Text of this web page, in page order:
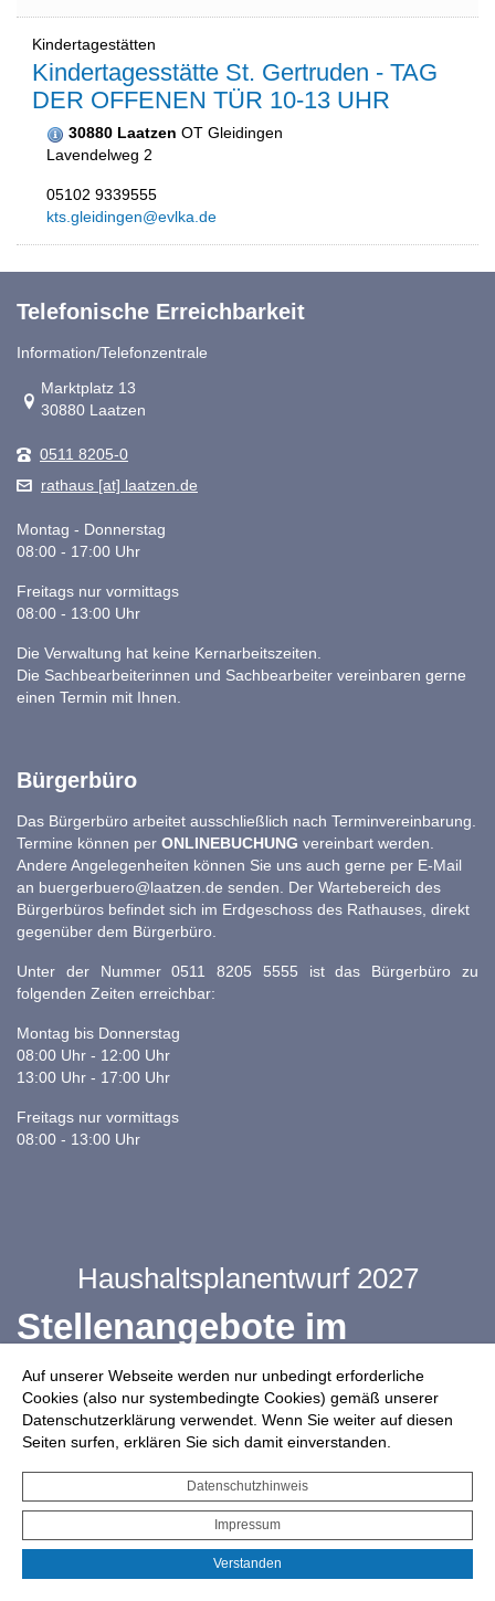
Auf unserer Webseite werden nur unbedingt erforderliche
Cookies (also nur systembedingte Cookies) gemäß unserer
Datenschutzerklärung verwendet. Wenn Sie weiter auf diesen
Seiten surfen, erklären Sie sich damit einverstanden.
Datenschutzhinweis
Impressum
Verstanden
Kindertagestätten
Kindertagesstätte St. Gertruden - TAG
DER OFFENEN TÜR 10-13 UHR
30880 Laatzen OT Gleidingen
Lavendelweg 2
05102 9339555
kts.gleidingen@evlka.de
Telefonische Erreichbarkeit
Information/Telefonzentrale
Link zur Google-Maps Navigation
Marktplatz 13
30880 Laatzen
0511 8205-0
rathaus [at] laatzen.de
Montag - Donnerstag
08:00 - 17:00 Uhr
Freitags nur vormittags
08:00 - 13:00 Uhr
Die Verwaltung hat keine Kernarbeitszeiten.
Die Sachbearbeiterinnen und Sachbearbeiter vereinbaren gerne
einen Termin mit Ihnen.
Bürgerbüro
Das Bürgerbüro arbeitet ausschließlich nach Terminvereinbarung.
Termine können per ONLINEBUCHUNG vereinbart werden.
Andere Angelegenheiten können Sie uns auch gerne per E-Mail
an buergerbuero@laatzen.de senden. Der Wartebereich des
Bürgerbüros befindet sich im Erdgeschoss des Rathauses, direkt
gegenüber dem Bürgerbüro.
Unter der Nummer 0511 8205 5555 ist das Bürgerbüro zu
folgenden Zeiten erreichbar:
Montag bis Donnerstag
08:00 Uhr - 12:00 Uhr
13:00 Uhr - 17:00 Uhr
Freitags nur vormittags
08:00 - 13:00 Uhr
Haushaltsplanentwurf 2027
Stellenangebote im
Ganztag
Infos zur Drohnennutzung
Starkregengefahrenkarte
Serviceportal für Bürger*innen
Interaktiver Haushalt